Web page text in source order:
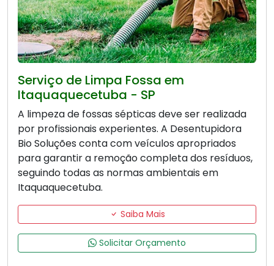
Serviço de Limpa Fossa em
Itaquaquecetuba - SP
A limpeza de fossas sépticas deve ser realizada
por profissionais experientes. A Desentupidora
Bio Soluções conta com veículos apropriados
para garantir a remoção completa dos resíduos,
seguindo todas as normas ambientais em
Itaquaquecetuba.
Saiba Mais
Solicitar Orçamento